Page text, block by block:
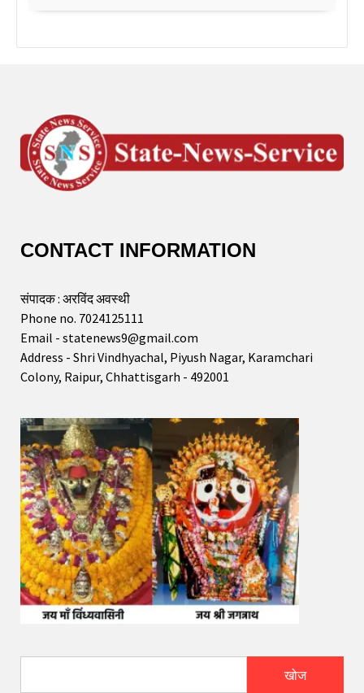
CONTACT INFORMATION
संपादक : अरविंद अवस्थी
Phone no. 7024125111
Email - statenews9@gmail.com
Address - Shri Vindhyachal, Piyush Nagar, Karamchari
Colony, Raipur, Chhattisgarh - 492001
खोज